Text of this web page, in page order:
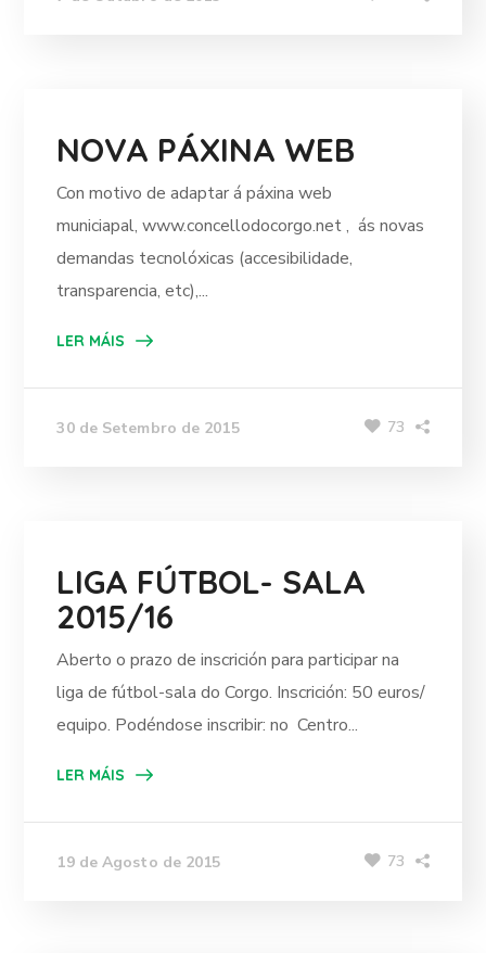
NOVA PÁXINA WEB
Con motivo de adaptar á páxina web
municiapal, www.concellodocorgo.net , ás novas
demandas tecnolóxicas (accesibilidade,
transparencia, etc),...
LER MÁIS
30 de Setembro de 2015 73
LIGA FÚTBOL- SALA
2015/16
Aberto o prazo de inscrición para participar na
liga de fútbol-sala do Corgo. Inscrición: 50 euros/
equipo. Podéndose inscribir: no Centro...
LER MÁIS
19 de Agosto de 2015 73